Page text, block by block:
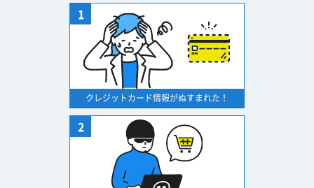
1
クレジットカード情報がぬすまれた！
2